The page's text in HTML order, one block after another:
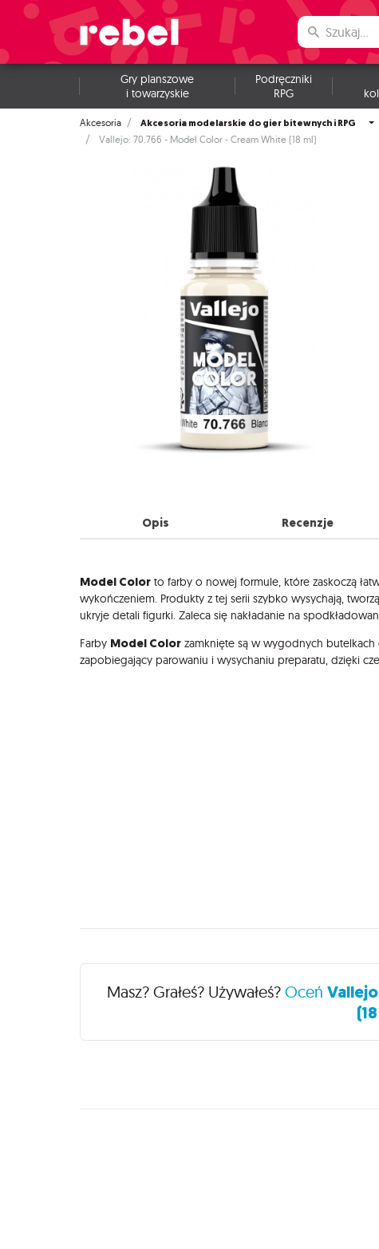
Gry planszowe
i towarzyskie
Podręczniki
RPG
Akcesoria Akcesoria modelarskie do gier bitewnych i RPG
Vallejo: 70.766 - Model Color - Cream White (18 ml)
Opis Recenzje
Opis
Model Color to farby o nowej formule, które zaskoczą
wykończeniem. Produkty z tej serii szybko wysychają,
ukryje detali figurki. Zaleca się nakładanie na
Farby Model Color zamknięte są w wygodnych
zapobiegający parowaniu i wysychaniu preparatu, dzięki
Recenzje
Masz? Grałeś? Używałeś? Oceń